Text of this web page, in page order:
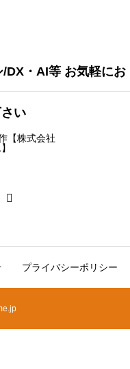
DX・AI等 お気軽にお
い
プライバシーポリシー